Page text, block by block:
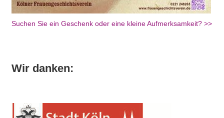
Suchen Sie ein Geschenk oder eine kleine Aufmerksamkeit? >>
Wir danken: